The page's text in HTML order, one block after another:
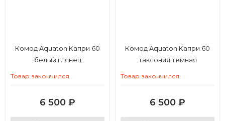
Комод Aquaton Капри 60
белый глянец
Товар закончился
6 500 ₽
Комод Aquaton Капри 60
таксония темная
Товар закончился
6 500 ₽